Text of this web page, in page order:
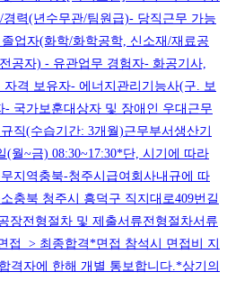
력(년수무관/팀원급)- 당직근무 가능
업자(화학/화학공학, 신소재/재료공
공자) - 유관업무 경험자- 화공기사,
격 보유자- 에너지관리기능사(구. 보
- 국가보훈대상자 및 장애인 우대근무
직(수습기간: 3개월)근무부서생산기
(월~금) 08:30~17:30*단, 시기에 따라
지역충북-청주시급여회사내규에 따
충북 청주시 흥덕구 직지대로409번길
장전형절차 및 제출서류전형절차서류
접 > 최종합격*면접 참석시 면접비 지
격자에 한해 개별 통보합니다.*상기의